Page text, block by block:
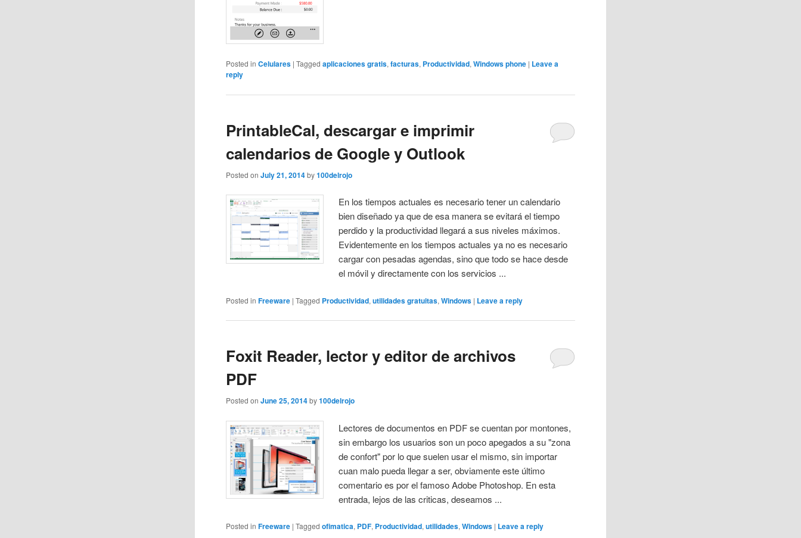
Posted in Celulares |Tagged aplicaciones gratis,facturas, Productividad,Windows phone | Leave a
reply
PrintableCal, descargar e imprimir
calendarios de Google y Outlook
Posted onJuly 21, 2014 by100delrojo
En los tiempos actuales es necesario tener un calendario
bien diseñado ya que de esa manera se evitará el tiempo
perdido y la productividad llegará a sus niveles máximos.
Evidentemente en los tiempos actuales ya no es necesario
cargar con pesadas agendas, sino que todo se hace desde
el móvil y directamente con los servicios ...
Posted in Freeware |Tagged Productividad,utilidades gratuitas,Windows | Leave a reply
Foxit Reader, lector y editor de archivos
PDF
Posted onJune 25, 2014 by100delrojo
Lectores de documentos en PDF se cuentan por montones,
sin embargo los usuarios son un poco apegados a su "zona
de confort" por lo que suelen usar el mismo, sin importar
cuan malo pueda llegar a ser, obviamente este último
comentario es por el famoso Adobe Photoshop. En esta
entrada, lejos de las criticas, deseamos ...
Posted in Freeware |Tagged ofimatica, PDF, Productividad,utilidades,Windows | Leave a reply